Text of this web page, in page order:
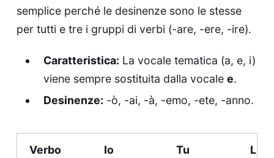
semplice perché le desinenze sono le stesse
per tutti e tre i gruppi di verbi (-are, -ere, -ire).
Caratteristica: La vocale tematica (a, e, i)
viene sempre sostituita dalla vocale e.
Desinenze: -ò, -ai, -à, -emo, -ete, -anno.
Verbo Io Tu Lui/